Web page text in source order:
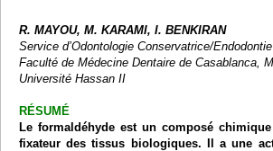
R. MAYOU, M. KARAMI, I. BENKIRAN
Service d’Odontologie Conservatrice/Endodontie
Faculté de Médecine Dentaire de Casablanca,
Université Hassan II
RÉSUMÉ
Le formaldéhyde est un composé
fixateur des tissus biologiques. Il a une